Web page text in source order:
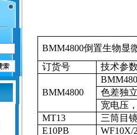
BMM4800倒置生物显
订货号
技术参
BMM4800
色差独
宽电压
MT13
三筒目
E10PB
WF10X/